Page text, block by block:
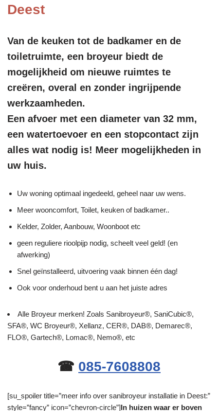
Deest
Van de keuken tot de badkamer en de
toiletruimte, een broyeur biedt de
mogelijkheid om nieuwe ruimtes te
creëren, overal en zonder ingrijpende
werkzaamheden.
Een afvoer met een diameter van 32 mm,
een watertoevoer en een stopcontact zijn
alles wat nodig is! Meer mogelijkheden in
uw huis.
Uw woning optimaal ingedeeld, geheel naar uw wens.
Meer wooncomfort, Toilet, keuken of badkamer..
Kelder, Zolder, Aanbouw, Woonboot etc
geen reguliere rioolpijp nodig, scheelt veel geld! (en
afwerking)
Snel geïnstalleerd, uitvoering vaak binnen één dag!
Ook voor onderhoud bent u aan het juiste adres
Alle Broyeur merken! Zoals Sanibroyeur®, SaniCubic®,
SFA®, WC Broyeur®, Xellanz, CER®, DAB®, Demarec®,
FLO®, Gartech®, Lomac®, Nemo®, etc
☎ 085-7608808
[su_spoiler title=”meer info over sanibroyeur installatie in Deest:”
style=”fancy” icon=”chevron-circle”]In huizen waar er boven